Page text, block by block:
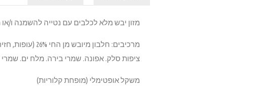
מזון יבש מלא לכלבים עם נטייה להשמנה ו/או
מרכיבים:
ציפות סלק. אפונה. שמרי בירה. מלח ים. שמרי דגים (0,5%). ארטישוק.
משקל אופטימלי (מופחת קלוריות)